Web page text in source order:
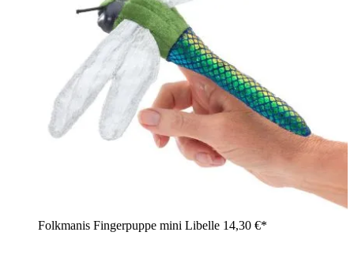
Folkmanis Fingerpuppe mini Libelle 14,30 €*